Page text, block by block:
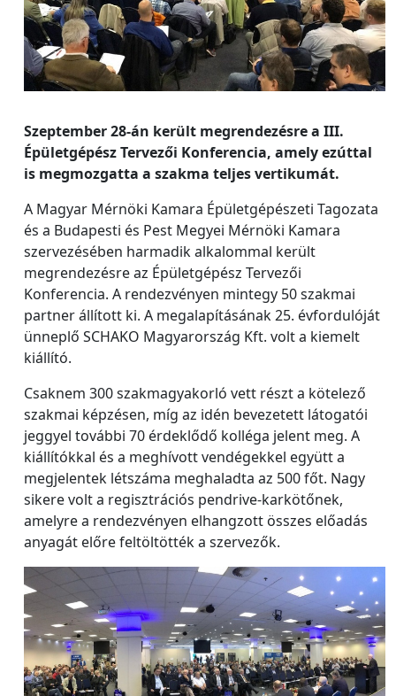
Szeptember 28-án került megrendezésre a III.
Épületgépész Tervezői Konferencia, amely ezúttal
is megmozgatta a szakma teljes vertikumát.
A Magyar Mérnöki Kamara Épületgépészeti Tagozata
és a Budapesti és Pest Megyei Mérnöki Kamara
szervezésében harmadik alkalommal került
megrendezésre az Épületgépész Tervezői
Konferencia. A rendezvényen mintegy 50 szakmai
partner állított ki. A megalapításának 25. évfordulóját
ünneplő SCHAKO Magyarország Kft. volt a kiemelt
kiállító.
Csaknem 300 szakmagyakorló vett részt a kötelező
szakmai képzésen, míg az idén bevezetett látogatói
jeggyel további 70 érdeklődő kolléga jelent meg. A
kiállítókkal és a meghívott vendégekkel együtt a
megjelentek létszáma meghaladta az 500 főt. Nagy
sikere volt a regisztrációs pendrive-karkötőnek,
amelyre a rendezvényen elhangzott összes előadás
anyagát előre feltöltötték a szervezők.